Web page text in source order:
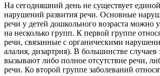
На сегодняшний день не существует
нарушений развития речи. Основные
речи у детей дошкольного возраста можно
на несколько групп. К первой группе
речи, связанные с органическими
алалия, дизартрия). В большинстве случаев
вызывают либо полное отсутствие речи,
речи. Ко второй группе заболеваний